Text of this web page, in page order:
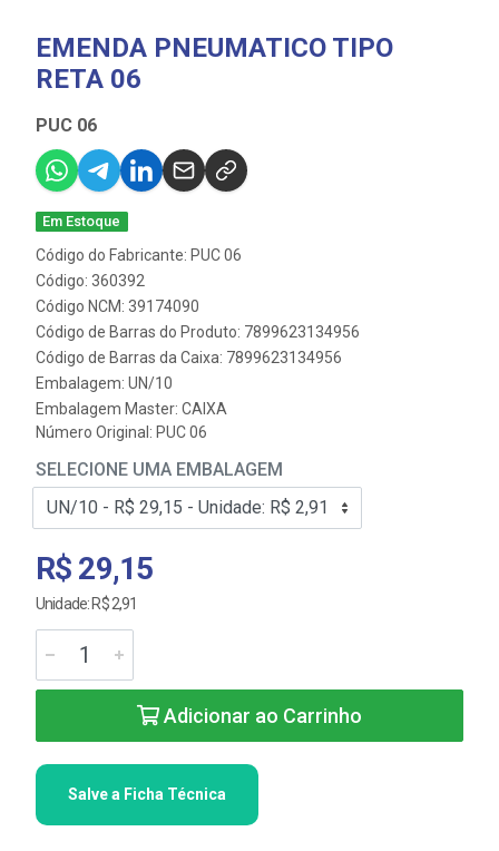
EMENDA PNEUMATICO TIPO
RETA 06
PUC 06
Em Estoque
Código do Fabricante: PUC 06
Código: 360392
Código NCM: 39174090
Código de Barras do Produto: 7899623134956
Código de Barras da Caixa: 7899623134956
Embalagem: UN/10
Embalagem Master: CAIXA
Número Original: PUC 06
SELECIONE UMA EMBALAGEM
R$ 29,15
Unidade: R$ 2,91
Adicionar ao Carrinho
Salve a Ficha Técnica